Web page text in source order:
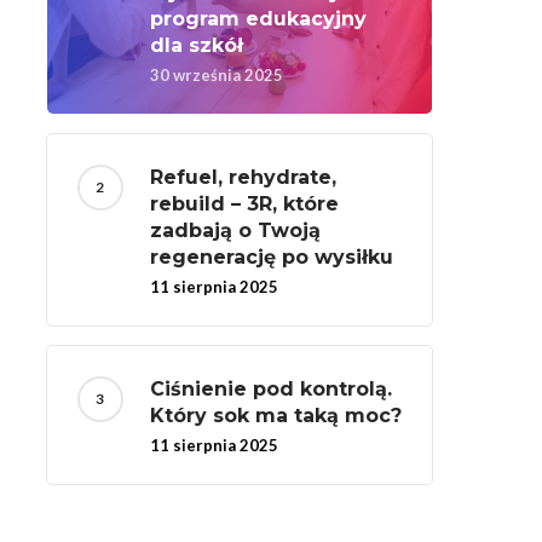
program edukacyjny
dla szkół
30 września 2025
Refuel, rehydrate,
rebuild – 3R, które
zadbają o Twoją
regenerację po wysiłku
11 sierpnia 2025
Ciśnienie pod kontrolą.
Który sok ma taką moc?
11 sierpnia 2025